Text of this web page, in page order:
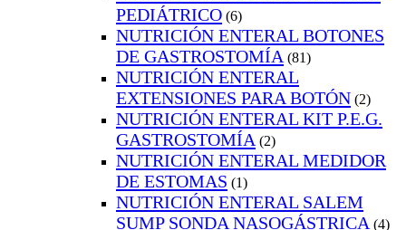
PEDIÁTRICO (6)
NUTRICIÓN ENTERAL BOTONES
DE GASTROSTOMÍA (81)
NUTRICIÓN ENTERAL
EXTENSIONES PARA BOTÓN (2)
NUTRICIÓN ENTERAL KIT P.E.G.
GASTROSTOMÍA (2)
NUTRICIÓN ENTERAL MEDIDOR
DE ESTOMAS (1)
NUTRICIÓN ENTERAL SALEM
SUMP SONDA NASOGÁSTRICA (4)